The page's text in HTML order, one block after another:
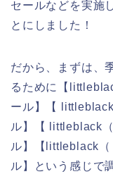
セールなどを実施
とにしました！
だから、まずは、
るために【
ール】【
ル】【 littleblack
ル】【littleblack（
ル】という感じで